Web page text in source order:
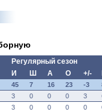
Регулярный сезон
И Ш А О +/-
45 7 16 23 -3
3 0 0 0 3
3 0 0 0 0